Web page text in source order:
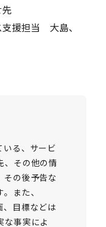
援担当 大島、
いる、サービ
、その他の情
その後予告な
また、
、目標などは
な事実によ